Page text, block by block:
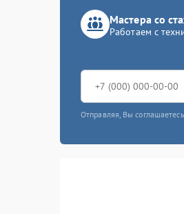
Мастера со
Работаем с
Отправляя, Вы